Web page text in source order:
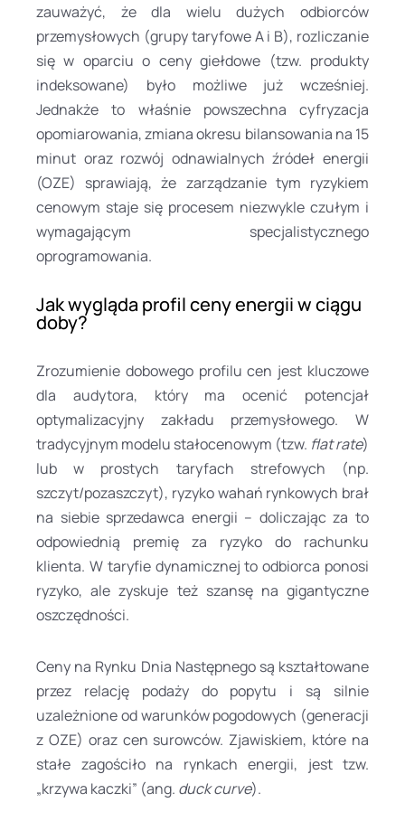
zauważyć, że dla wielu dużych odbiorców
przemysłowych (grupy taryfowe A i B), rozliczanie
się w oparciu o ceny giełdowe (tzw. produkty
indeksowane) było możliwe już wcześniej.
Jednakże to właśnie powszechna cyfryzacja
opomiarowania, zmiana okresu bilansowania na 15
minut oraz rozwój odnawialnych źródeł energii
(OZE) sprawiają, że zarządzanie tym ryzykiem
cenowym staje się procesem niezwykle czułym i
wymagającym specjalistycznego
oprogramowania.
Jak wygląda profil ceny energii w ciągu
doby?
Zrozumienie dobowego profilu cen jest kluczowe
dla audytora, który ma ocenić potencjał
optymalizacyjny zakładu przemysłowego. W
tradycyjnym modelu stałocenowym (tzw. flat rate)
lub w prostych taryfach strefowych (np.
szczyt/pozaszczyt), ryzyko wahań rynkowych brał
na siebie sprzedawca energii – doliczając za to
odpowiednią premię za ryzyko do rachunku
klienta. W taryfie dynamicznej to odbiorca ponosi
ryzyko, ale zyskuje też szansę na gigantyczne
oszczędności.
Ceny na Rynku Dnia Następnego są kształtowane
przez relację podaży do popytu i są silnie
uzależnione od warunków pogodowych (generacji
z OZE) oraz cen surowców. Zjawiskiem, które na
stałe zagościło na rynkach energii, jest tzw.
„krzywa kaczki” (ang. duck curve).